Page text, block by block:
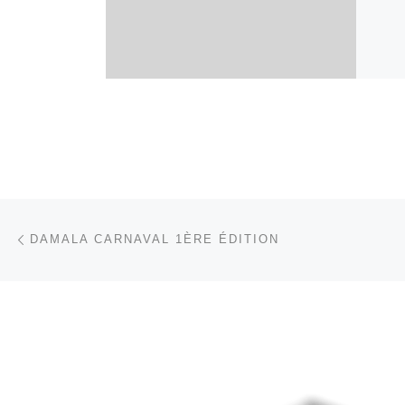
Parcourir les articles
DAMALA CARNAVAL 1ÈRE ÉDITION